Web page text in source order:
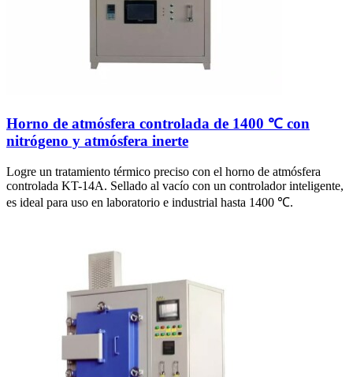
Horno de atmósfera controlada de 1400 ℃ con
nitrógeno y atmósfera inerte
Logre un tratamiento térmico preciso con el horno de atmósfera
controlada KT-14A. Sellado al vacío con un controlador inteligente,
es ideal para uso en laboratorio e industrial hasta 1400 ℃.